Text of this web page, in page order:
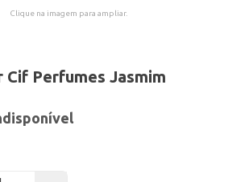
Clique na imagem para ampliar.
Cif Perfumes Jasmim